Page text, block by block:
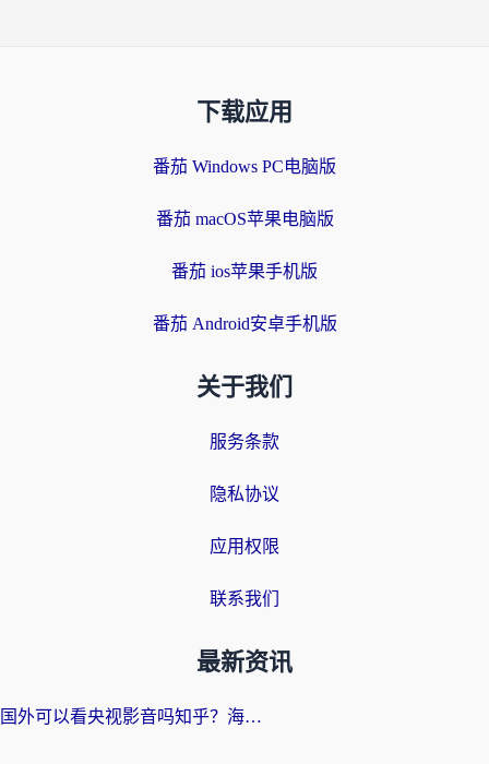
下载应用
番茄 Windows PC电脑版
番茄 macOS苹果电脑版
番茄 ios苹果手机版
番茄 Android安卓手机版
关于我们
服务条款
隐私协议
应用权限
联系我们
最新资讯
国外可以看央视影音吗知乎？海外党亲测有效的回国加速方案